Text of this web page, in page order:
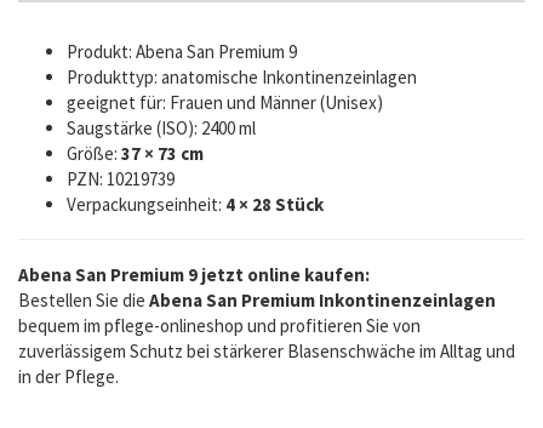
Produkt: Abena San Premium 9
Produkttyp: anatomische Inkontinenzeinlagen
geeignet für: Frauen und Männer (Unisex)
Saugstärke (ISO): 2400 ml
Größe: 37 × 73 cm
PZN: 10219739
Verpackungseinheit: 4 × 28 Stück
Abena San Premium 9 jetzt online kaufen:
Bestellen Sie die Abena San Premium Inkontinenzeinlagen
bequem im pflege-onlineshop und profitieren Sie von
zuverlässigem Schutz bei stärkerer Blasenschwäche im Alltag und
in der Pflege.